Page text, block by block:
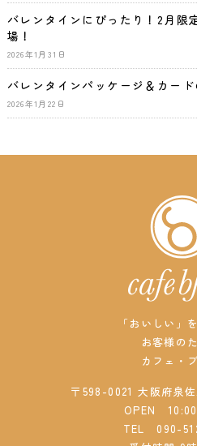
バレンタインにぴったり！2月限
場！
2026年1月31日
バレンタインパッケージ＆カード
2026年1月22日
「おいしい」
お客様の
カフェ・
〒598-0021 大阪府泉
OPEN
TEL090-